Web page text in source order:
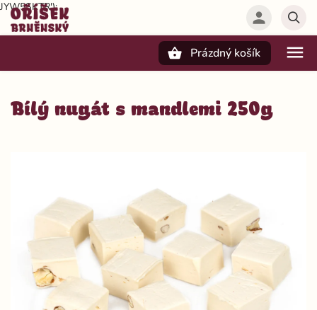
JYW5SKTR');
Prázdný košík
Bílý nugát s mandlemi 250g